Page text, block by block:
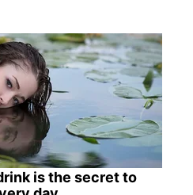
is the secret to